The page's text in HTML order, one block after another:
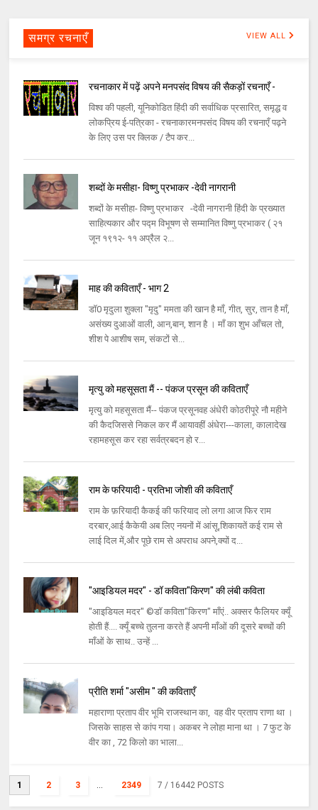
समग्र रचनाएँ VIEW ALL
रचनाकार में पढ़ें अपने मनपसंद विषय की सैकड़ों रचनाएँ -
विश्व की पहली, यूनिकोडित हिंदी की सर्वाधिक प्रसारित, समृद्ध व
लोकप्रिय ई-पत्रिका - रचनाकारमनपसंद विषय की रचनाएँ पढ़ने
के लिए उस पर क्लिक / टैप कर...
शब्दों के मसीहा- विष्णु प्रभाकर -देवी नागरानी
शब्दों के मसीहा- विष्णु प्रभाकर -देवी नागरानी हिंदी के प्रख्यात
साहित्यकार और पद्म विभूषण से सम्मानित विष्णु प्रभाकर ( २१
जून १९१२- ११ अप्रैल २...
माह की कविताएँ - भाग 2
डॉ0 मृदुला शुक्ला "मृदु" ममता की खान है माँ, गीत, सुर, तान है माँ,
असंख्य दुआओं वाली, आन,बान, शान है । माँ का शुभ आँचल तो,
शीश पे आशीष सम, संकटों से...
मृत्यु को महसूसता मैं -- पंकज प्रसून की कविताएँ
मृत्यु को महसूसता मैं-- पंकज प्रसूनवह अंधेरी कोठरीपूरे नौ महीने
की कैदजिससे निकल कर मैं आयावहीं अंधेरा---काला, कालादेख
रहामहसूस कर रहा सर्वत्रबदन हो र...
राम के फरियादी - प्रतिभा जोशी की कविताएँ
राम के फ़रियादी कैकई की फरियाद लो लगा आज फिर राम
दरबार,आई कैकेयी अब लिए नयनों में आंसू,शिकायतें कई राम से
लाई दिल में,और पूछे राम से अपराध अपने,क्यों द...
"आइडियल मदर" - डॉ कविता"किरण" की लंबी कविता
"आइडियल मदर" ©डॉ कविता"किरण" माँएं.. अक्सर फैलियर क्यूँ
होती हैं.... क्यूँ बच्चे तुलना करते हैं अपनी माँओं की दूसरे बच्चों की
माँओं के साथ.. उन्हें ...
प्रीति शर्मा "असीम " की कविताएँ
महाराणा प्रताप वीर भूमि राजस्थान का, वह वीर प्रताप राणा था ।
जिसके साहस से कांप गया। अकबर ने लोहा माना था । 7 फुट के
वीर का , 72 किलो का भाला...
1 2 3 ... 2349 7 / 16442 POSTS